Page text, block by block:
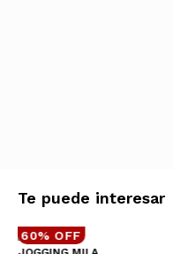
Te puede interesar
60% OFF